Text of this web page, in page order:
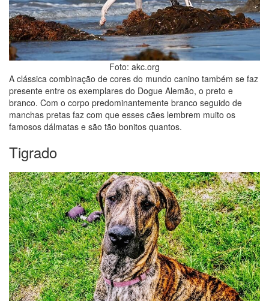
Foto: akc.org
A clássica combinação de cores do mundo canino também se faz
presente entre os exemplares do Dogue Alemão, o preto e
branco. Com o corpo predominantemente branco seguido de
manchas pretas faz com que esses cães lembrem muito os
famosos dálmatas e são tão bonitos quantos.
Tigrado